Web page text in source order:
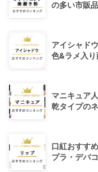
の多い市販
アイシャド
色&ラメ入り
マニキュア
乾タイプの
口紅おすす
プラ・デパ